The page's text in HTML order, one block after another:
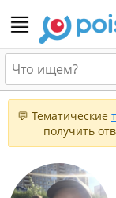
💬 Тематические
получить